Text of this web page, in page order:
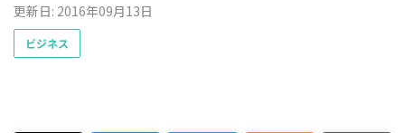
更新日: 2016年09月13日
ビジネス